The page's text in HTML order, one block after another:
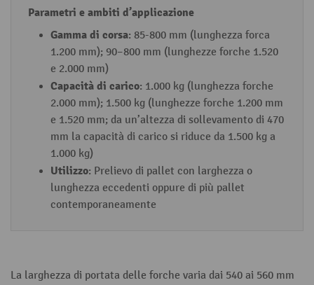
Gamma di corsa: 85-800 mm (lunghezza forca
1.200 mm); 90–800 mm (lunghezze forche 1.520
e 2.000 mm)
Capacità di carico: 1.000 kg (lunghezza forche
2.000 mm); 1.500 kg (lunghezze forche 1.200 mm
e 1.520 mm; da un’altezza di sollevamento di 470
mm la capacità di carico si riduce da 1.500 kg a
1.000 kg)
Utilizzo: Prelievo di pallet con larghezza o
lunghezza eccedenti oppure di più pallet
contemporaneamente
La larghezza di portata delle forche varia dai 540 ai 560 mm